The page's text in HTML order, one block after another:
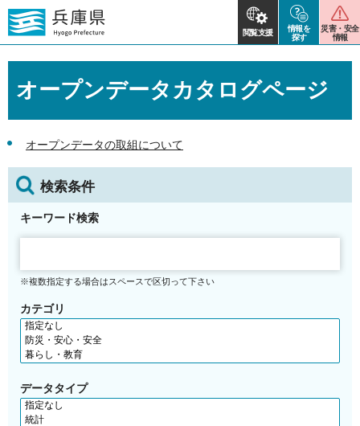
閲覧支援
情報を
探す
災害・安全
情報
オープンデータカタログページ
オープンデータの取組について
検索条件
キーワード検索
※複数指定する場合はスペースで区切って下さい
カテゴリ
データタイプ